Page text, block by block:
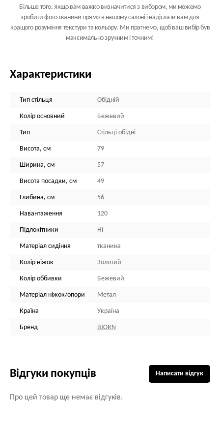
Більше того, якщо вам важко визначитися з вибором, ми можемо
зробити фото тканини прямо в нашому салоні і надіслати вам для
кращого розуміння текстури та кольору. Ми прагнемо, щоб ваш вибір був
максимально зручним і точним!
Характеристики
Тип стільця Обідній
Колір основний Бежевий
Тип Стільці обідні
Висота, см 79
Ширина, см 57
Висота посадки, см 49
Глибина, см 56
Навантаження 120
Підлокітники Ні
Матеріал сидіння тканина
Колір ніжок Золотий
Колір оббивки Бежевий
Матеріал ніжок/опори Метал
Країна Україна
Бренд BJORN
Відгуки покупців
Про цей товар ще немає відгуків.
Написати відгук